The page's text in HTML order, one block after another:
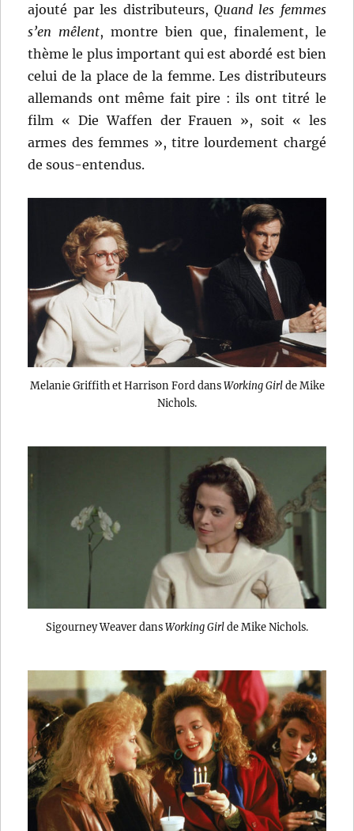
ajouté par les distributeurs, Quand les femmes
s’en mêlent, montre bien que, finalement, le
thème le plus important qui est abordé est bien
celui de la place de la femme. Les distributeurs
allemands ont même fait pire : ils ont titré le
film « Die Waffen der Frauen », soit « les
armes des femmes », titre lourdement chargé
de sous-entendus.
Melanie Griffith et Harrison Ford dansWorking Girlde Mike
Nichols.
Sigourney Weaver dansWorking Girlde Mike Nichols.